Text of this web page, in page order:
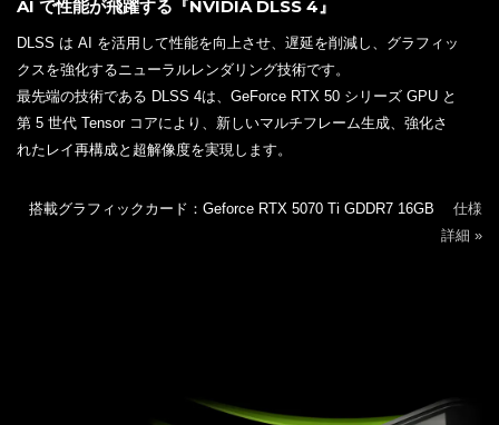
AI で性能が飛躍する『NVIDIA DLSS 4』
DLSS は AI を活用して性能を向上させ、遅延を削減し、グラフィッ
クスを強化するニューラルレンダリング技術です。
最先端の技術である DLSS 4は、GeForce RTX 50 シリーズ GPU と
第 5 世代 Tensor コアにより、新しいマルチフレーム生成、強化さ
れたレイ再構成と超解像度を実現します。
搭載グラフィックカード：Geforce RTX 5070 Ti GDDR7 16GB 仕様
詳細 »